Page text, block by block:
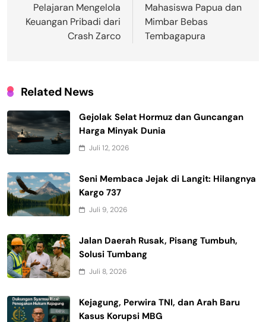
pos
Pelajaran Mengelola
Keuangan Pribadi dari
Crash Zarco
Mahasiswa Papua dan
Mimbar Bebas
Tembagapura
Related News
Gejolak Selat Hormuz dan Guncangan
Harga Minyak Dunia
Juli 12, 2026
Seni Membaca Jejak di Langit: Hilangnya
Kargo 737
Juli 9, 2026
Jalan Daerah Rusak, Pisang Tumbuh,
Solusi Tumbang
Juli 8, 2026
Kejagung, Perwira TNI, dan Arah Baru
Kasus Korupsi MBG